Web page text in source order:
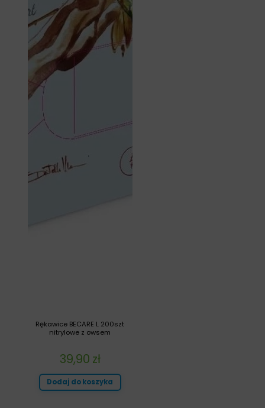
Rękawice BECARE L 200szt
nitrylowe z owsem
39,90 zł
Dodaj do koszyka